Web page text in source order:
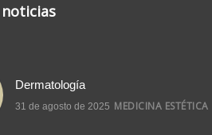
MEDICINA ESTÉTICA
31 de agosto de 2025
Dermatología